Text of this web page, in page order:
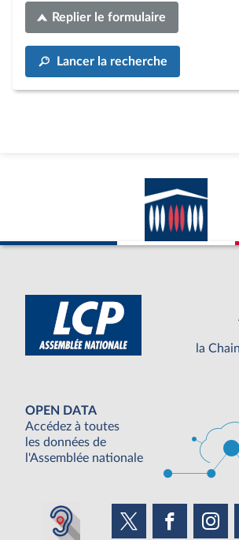
Replier le formulaire
Lancer la recherche
la
OPEN DATA
Accédez à toutes
les données de
l'Assemblée nationale